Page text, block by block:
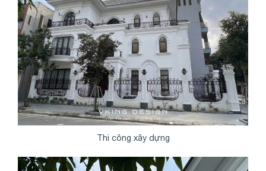
Thi công xây dựng